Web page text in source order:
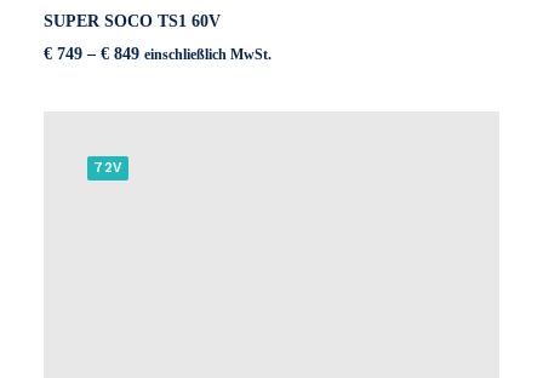
SUPER SOCO TS1 60V
€ 749 – € 849Preisspanne:
einschließlich MwSt.
72V